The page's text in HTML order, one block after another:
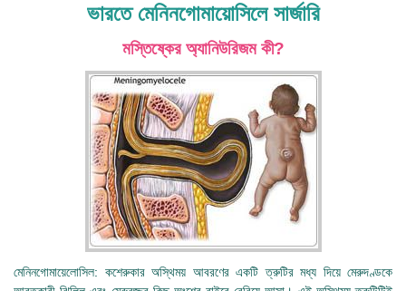
ভারতে মেনিনগোমায়োসিলে সার্জারি
মস্তিষ্কের অ্যানিউরিজম কী?
মেনিনগোমায়েলোসিল: কশেরুকার অস্থিময় আবরণের একটি ত্রুটির মধ্য দিয়ে মেরুদণ্ডকে